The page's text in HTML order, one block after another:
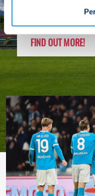
FOLLOW THE
FIND OUT MORE!